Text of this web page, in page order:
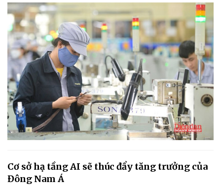
Cơ sở hạ tầng AI sẽ thúc đẩy tăng trưởng của
Đông Nam Á